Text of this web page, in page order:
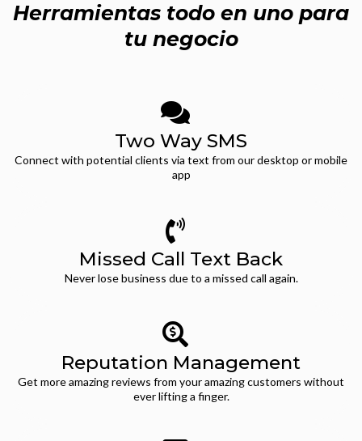
Herramientas todo en uno para
tu negocio
Two Way SMS
Connect with potential clients via text from our desktop or mobile
app
Missed Call Text Back
Never lose business due to a missed call again.
Reputation Management
Get more amazing reviews from your amazing customers without
ever lifting a finger.